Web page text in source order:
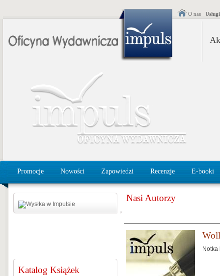
O nas
Promocje Nowości Zapowiedzi Recenzje E-booki
Katalog Książek
Nasi Autorzy